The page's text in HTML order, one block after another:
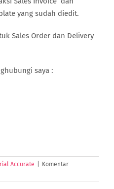
yang sudah diedit.
Sales Order dan Delivery
saya :
Accurate
Komentar